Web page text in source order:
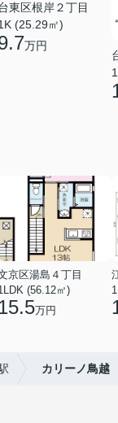
東区根岸２丁目
(25.29㎡)
万円
京区湯島４丁目
(56.12㎡)
万円
カリーノ鳥越